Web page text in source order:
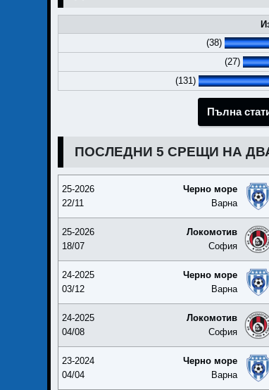
(38)
(27)
(131)
Пълна
ПОСЛЕДНИ 5 СРЕЩИ НА
25-2026
22/11
Черно море
Варна
25-2026
18/07
Локомотив
София
24-2025
03/12
Черно море
Варна
24-2025
04/08
Локомотив
София
23-2024
04/04
Черно море
Варна